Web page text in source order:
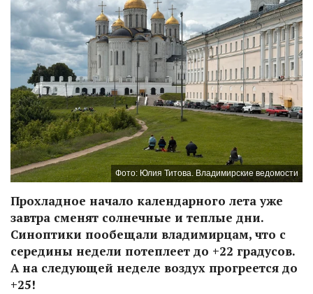
Фото: Юлия Титова. Владимирские ведомости
Прохладное начало календарного лета уже
завтра сменят солнечные и теплые дни.
Синоптики пообещали владимирцам, что с
середины недели потеплеет до +22 градусов.
А на следующей неделе воздух прогреется до
+25!